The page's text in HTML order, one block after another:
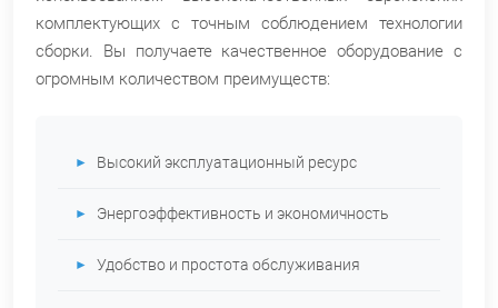
комплектующих с точным соблюдением технологии
сборки. Вы получаете качественное оборудование с
огромным количеством преимуществ:
Высокий эксплуатационный ресурс
Энергоэффективность и экономичность
Удобство и простота обслуживания